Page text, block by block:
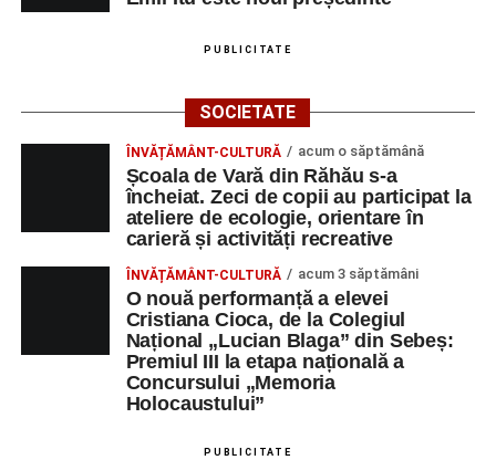
„Voi merge acasă cu gândul că educația și nu numai are
sunt vitale.”(Prof. Ciura Marinela)
Privind spre ediția următoare
În încheierea evenimentului, organizatorii au anunțat tema
ediției din 2027, dedicată relației dintre caracter, valori și
educație. După trei ediții care au abordat comunicarea
didactică, dinamica diferențelor, participarea și luarea
deciziilor, comunitatea Sinaxa Educațională își propune
să revină la întrebările fundamentale despre valorile care
stau la baza actului educațional și despre rolul
profesorului în formarea caracterului tinerilor.
Despre comunitatea Sinaxa Educațională
PUBLICITATE
SOCIETATE
ÎNVĂȚĂMÂNT-CULTURĂ acum o săptămână
Școala de Vară din Răhău s-a
încheiat. Zeci de copii au participat la
ateliere de ecologie, orientare în
carieră și activități recreative
ÎNVĂȚĂMÂNT-CULTURĂ acum 3 săptămâni
O nouă performanță a elevei
Cristiana Cioca, de la Colegiul
Național „Lucian Blaga” din Sebeș:
Premiul III la etapa națională a
Concursului „Memoria
Holocaustului”
PUBLICITATE